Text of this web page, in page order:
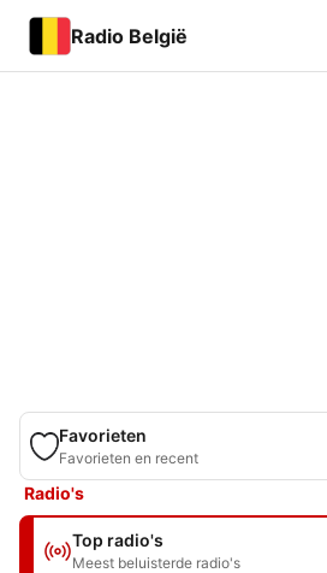
Radio België
Favorieten
Favorieten en recent
Radio's
Top radio's
Meest beluisterde radio's